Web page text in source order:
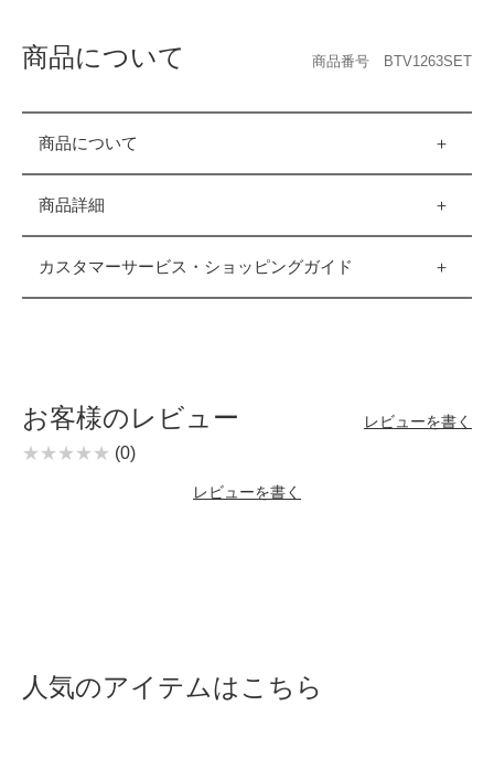
商品について 商品番号 BTV1263SET
商品について
商品詳細
カスタマーサービス・ショッピングガイド
お客様のレビュー レビューを書く
(0)
レビューを書く
人気のアイテムはこちら